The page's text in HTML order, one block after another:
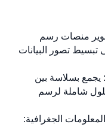
منصات رسم
تصور البيانات
يجمع بسلاسة بين
حلول شاملة لرسم
الجغرافية: